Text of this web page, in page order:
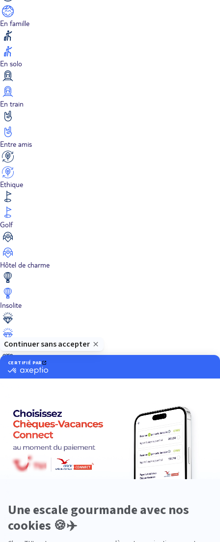
En famille
En solo
En train
Entre amis
Ethique
Golf
Hôtel de charme
Insolite
Luxe
Neige
Plongée
Premium